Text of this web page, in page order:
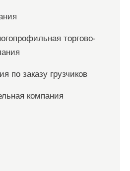
торгово-
по заказу грузчиков
компания